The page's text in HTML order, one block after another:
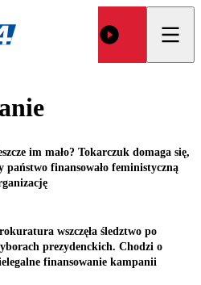
im mało? Tokarczuk domaga się,
państwo finansowało feministyczną
wszczęła śledztwo po
prezydenckich. Chodzi o
finansowanie kampanii